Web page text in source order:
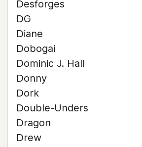
Desforges
DG
Diane
Dobogai
Dominic J. Hall
Donny
Dork
Double-Unders
Dragon
Drew